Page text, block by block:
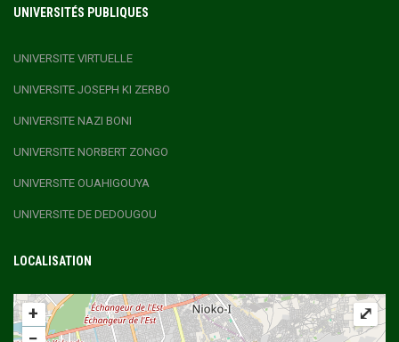
UNIVERSITÉS PUBLIQUES
UNIVERSITE VIRTUELLE
UNIVERSITE JOSEPH KI ZERBO
UNIVERSITE NAZI BONI
UNIVERSITE NORBERT ZONGO
UNIVERSITE OUAHIGOUYA
UNIVERSITE DE DEDOUGOU
LOCALISATION
+
⤢